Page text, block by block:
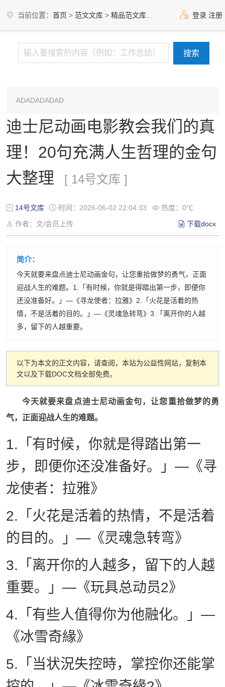
当前位置： 首页 > 范文文库 > 精品范文库 14号文库 登录 注册
ADADADADAD
迪士尼动画电影教会我们的真
理！20句充满人生哲理的金句
大整理
[ 14号文库 ]
14号文库 时间：2026-06-02 22:04:33
热度：0℃
作者：文/会员上传
下载docx
简介：
今天就要来盘点迪士尼动画金句，让您重拾做梦的勇气，正面
迎战人生的难题。1.「有时候，你就是得踏出第一步，即便你
还没准备好。」—《寻龙使者：拉雅》2.「火花是活着的热
情，不是活着的目的。」—《灵魂急转弯》3.「离开你的人越
多，留下的人越重要。
以下为本文的正文内容，请查阅，本站为公益性网站，复制本
文以及下载DOC文档全部免费。
今天就要来盘点迪士尼动画金句，让您重拾做梦的勇
气，正面迎战人生的难题。
1.「有时候，你就是得踏出第一
步，即便你还没准备好。」—《寻
龙使者：拉雅》
2.「火花是活着的热情，不是活着
的目的。」—《灵魂急转弯》
3.「离开你的人越多，留下的人越
重要。」—《玩具总动员2》
4.「有些人值得你为他融化。」—
《冰雪奇緣》
5.「当状況失控時，掌控你还能掌